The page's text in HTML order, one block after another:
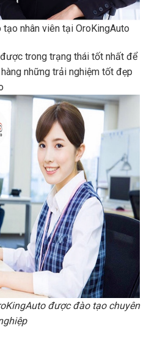
nhân viên tại OroKingAuto
trong trạng thái tốt nhất để
những trải nghiệm tốt đẹp
được đào tạo chuyên